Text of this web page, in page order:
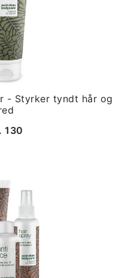
- Styrker tyndt hår og
130